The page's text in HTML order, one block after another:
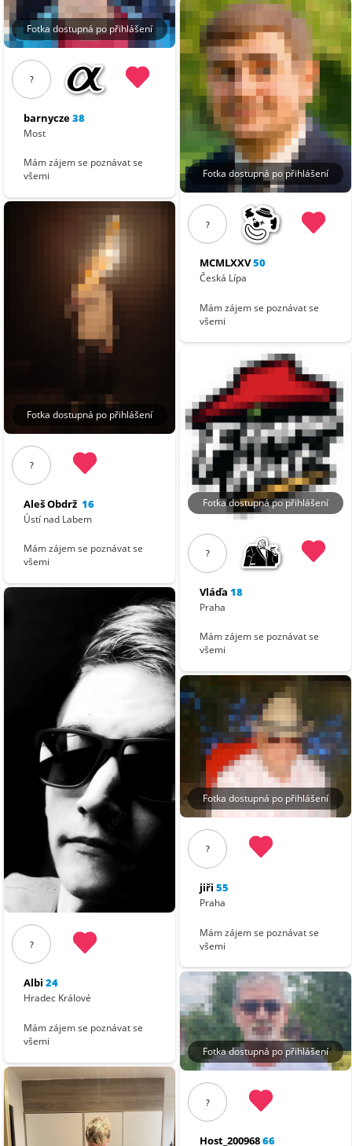
Fotka dostupná po přihlášení
?
barnycze38
Most
Mám zájem se poznávat se
všemi
Fotka dostupná po přihlášení
?
Aleš Obdrž 16
Ústí nad Labem
Mám zájem se poznávat se
všemi
?
Albi 24
Hradec Králové
Mám zájem se poznávat se
všemi
Fotka dostupná po přihlášení
?
MCMLXXV50
Česká Lípa
Mám zájem se poznávat se
všemi
Fotka dostupná po přihlášení
?
Vláďa 18
Praha
Mám zájem se poznávat se
všemi
Fotka dostupná po přihlášení
?
jiři 55
Praha
Mám zájem se poznávat se
všemi
Fotka dostupná po přihlášení
?
Host_20096866